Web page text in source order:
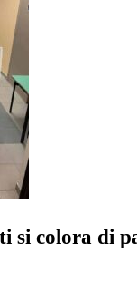
si colora di